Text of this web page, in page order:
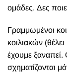
ομάδες. Δες
Γραμμωμένοι
κοιλιακών
έχουμε ξαναπεί.
σχηματίζονται